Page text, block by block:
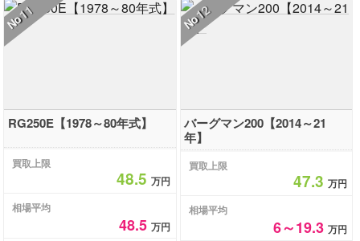
No
11
RG250E【1978～80年式】
買取上限
48.5万円
相場平均
48.5万円
No
12
バーグマン200【2014～21
年】
買取上限
47.3 万円
相場平均
6～19.3 万円